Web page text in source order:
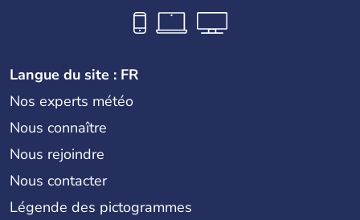
Langue du site : FR
Nos experts météo
Nous connaître
Nous rejoindre
Nous contacter
Légende des pictogrammes